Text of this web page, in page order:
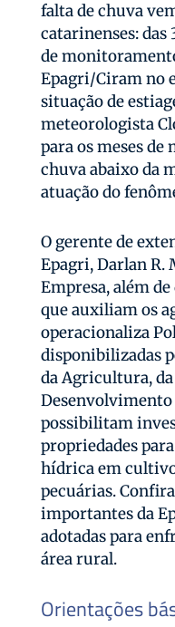
falta de chuva
catarinenses: das
de
Epagri/Ciram no
situação de
meteorologista
para os meses
chuva abaixo da
atuação do
O gerente de
Epagri, Darlan R.
Empresa, além
que auxiliam os
operacionaliza
disponibilizadas
da Agricultura, da
possibilitam
propriedades
hídrica em
pecuárias.
importantes da
adotadas para
área rural.
Orientações